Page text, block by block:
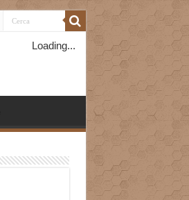
Loading...